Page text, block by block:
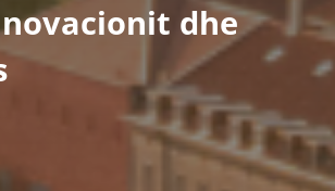
dhe